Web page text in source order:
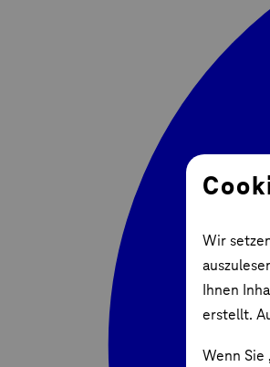
Wir
Ihnen
erstellt.
Wenn